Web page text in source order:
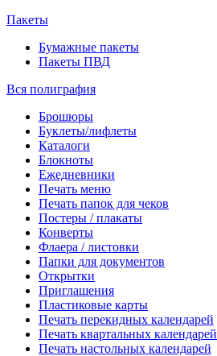
Пакеты
Бумажные пакеты
Пакеты ПВД
Вся полиграфия
Брошюры
Буклеты/лифлеты
Каталоги
Блокноты
Ежедневники
Печать меню
Печать папок для чеков
Постеры / плакаты
Конверты
Флаера / листовки
Папки для документов
Открытки
Приглашения
Пластиковые карты
Печать перекидных календарей
Печать квартальных календарей
Печать настольных календарей